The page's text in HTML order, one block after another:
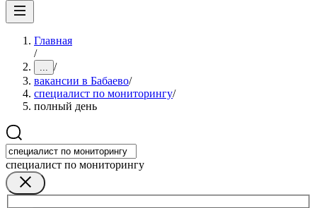
Главная
/
... /
вакансии в Бабаево/
специалист по мониторингу/
полный день
специалист по мониторингу